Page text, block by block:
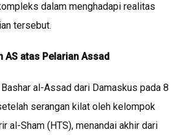
dalam menghadapi realitas
tersebut.
AS atas Pelarian Assad
al-Assad dari Damaskus pada 8
serangan kilat oleh kelompok
al-Sham (HTS), menandai akhir dari